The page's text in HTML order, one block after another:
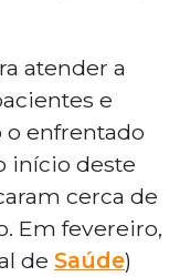
atender a
e
enfrentado
início deste
cerca de
Em fevereiro,
de Saúde)